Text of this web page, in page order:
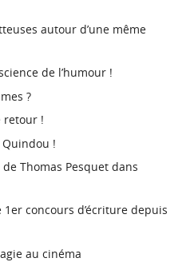
autour d’une même
de l’humour !
?
retour !
Quindou !
Thomas Pesquet dans
concours d’écriture depuis
au cinéma